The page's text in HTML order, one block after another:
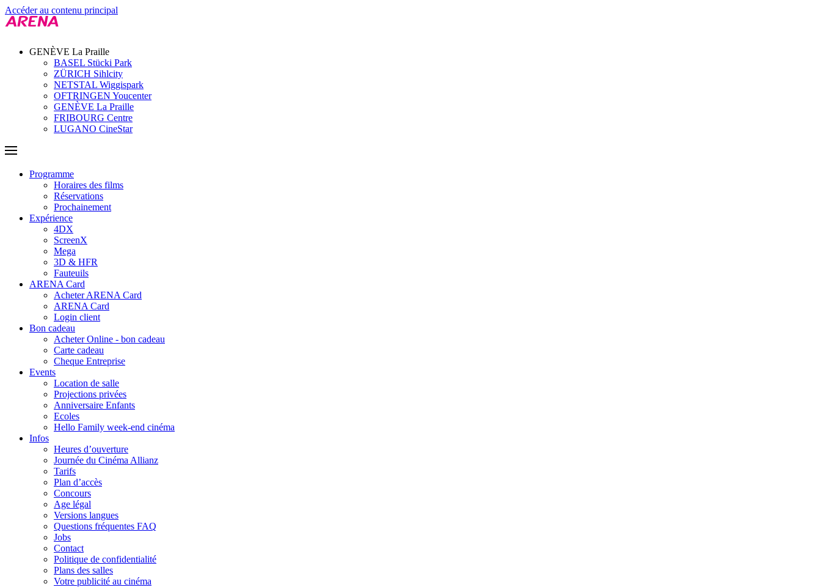
Accéder au contenu principal
GENÈVE La Praille
BASEL Stücki Park
ZÜRICH Sihlcity
NETSTAL Wiggispark
OFTRINGEN Youcenter
GENÈVE La Praille
FRIBOURG Centre
LUGANO CineStar
Programme
Horaires des films
Réservations
Prochainement
Expérience
4DX
ScreenX
Mega
3D & HFR
Fauteuils
ARENA Card
Acheter ARENA Card
ARENA Card
Login client
Bon cadeau
Acheter Online - bon cadeau
Carte cadeau
Cheque Entreprise
Events
Location de salle
Projections privées
Anniversaire Enfants
Ecoles
Hello Family week-end cinéma
Infos
Heures d’ouverture
Journée du Cinéma Allianz
Tarifs
Plan d’accès
Concours
Age légal
Versions langues
Questions fréquentes FAQ
Jobs
Contact
Politique de confidentialité
Plans des salles
Votre publicité au cinéma